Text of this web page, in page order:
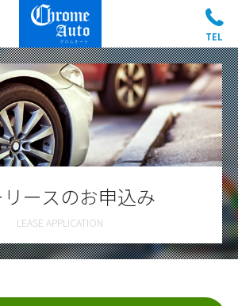
ースのお申込み